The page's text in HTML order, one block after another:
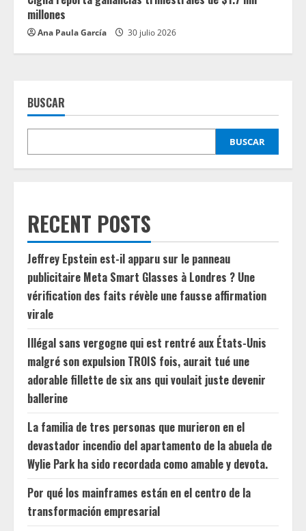
millones
Ana Paula García 30 julio 2026
BUSCAR
BUSCAR
RECENT POSTS
Jeffrey Epstein est-il apparu sur le panneau
publicitaire Meta Smart Glasses à Londres ? Une
vérification des faits révèle une fausse affirmation
virale
Illégal sans vergogne qui est rentré aux États-Unis
malgré son expulsion TROIS fois, aurait tué une
adorable fillette de six ans qui voulait juste devenir
ballerine
La familia de tres personas que murieron en el
devastador incendio del apartamento de la abuela de
Wylie Park ha sido recordada como amable y devota.
Por qué los mainframes están en el centro de la
transformación empresarial